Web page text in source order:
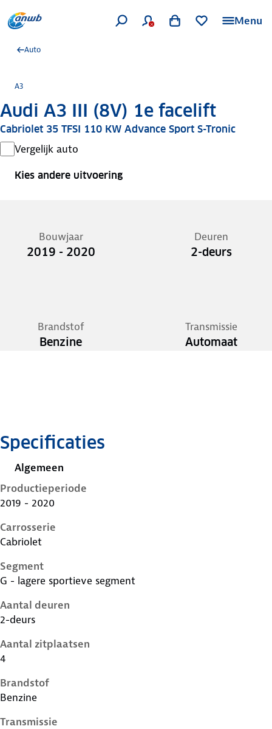
Menu
Auto
A3
Audi A3 III (8V) 1e facelift
Cabriolet 35 TFSI 110 KW Advance Sport S-Tronic
Vergelijk auto
Kies andere uitvoering
Bouwjaar
2019 - 2020
Deuren
2-deurs
Brandstof
Benzine
Transmissie
Automaat
Specificaties
Algemeen
Productieperiode
2019 - 2020
Carrosserie
Cabriolet
Segment
G - lagere sportieve segment
Aantal deuren
2-deurs
Aantal zitplaatsen
4
Brandstof
Benzine
Transmissie